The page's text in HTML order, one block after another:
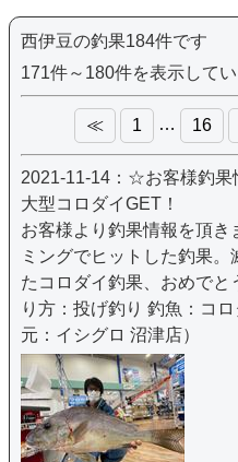
西伊豆の釣果184件です
171件～180件を表示してい
≪ 1 … 16
2021-11-14：☆お客様釣
大型コロダイGET！
お客様より釣果情報を頂き
ミングでヒットした釣果
たコロダイ釣果、おめで
り方：投げ釣り 釣魚：コ
元：イシグロ 沼津店）